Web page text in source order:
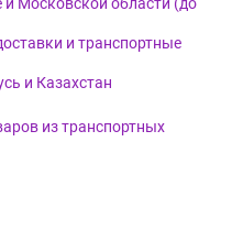
Московской области (до
и транспортные
и Казахстан
из транспортных